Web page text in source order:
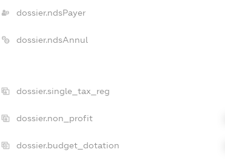
dossier.ndsPayer
dossier.ndsAnnul
dossier.single_tax_reg
dossier.non_profit
dossier.budget_dotation